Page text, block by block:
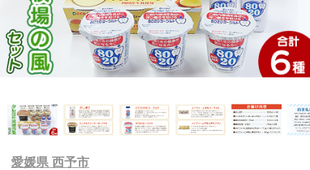
愛媛県 西予市